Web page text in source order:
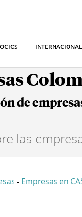
INTERNACIONAL
de
- Empresas en